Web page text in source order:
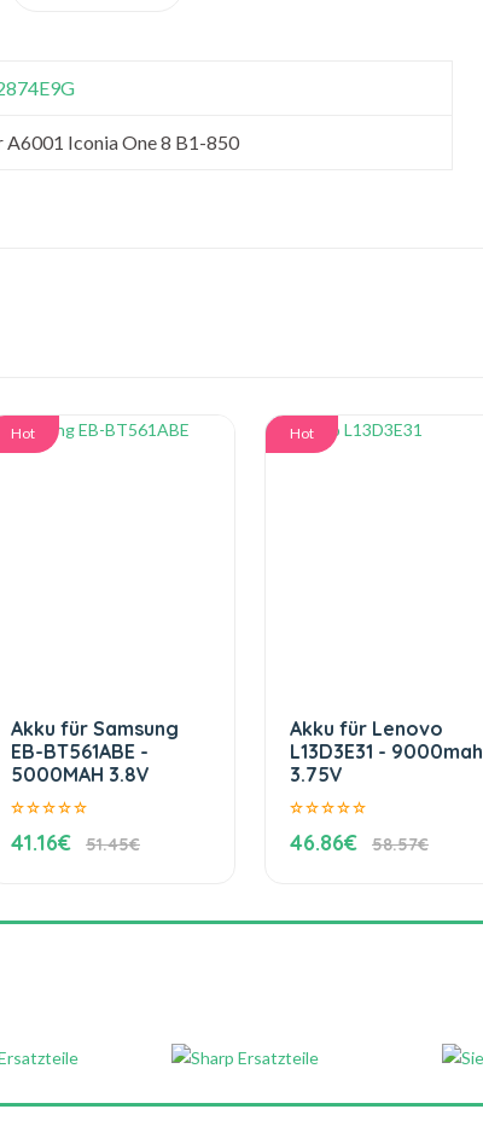
A6001 Iconia One 8 B1-850
Hot
Akku für Samsung
EB-BT561ABE -
5000MAH 3.8V
41.16€ 51.45€
Hot
Akku für Lenovo
L13D3E31 - 9000mah
3.75V
46.86€ 58.57€